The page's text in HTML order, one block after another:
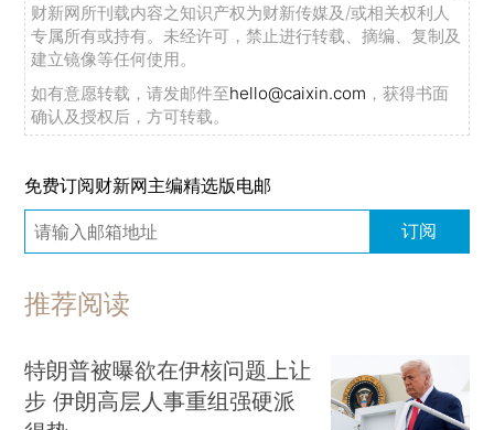
财新网所刊载内容之知识产权为财新传媒及/或相关权利人
专属所有或持有。未经许可，禁止进行转载、摘编、复制及
建立镜像等任何使用。
如有意愿转载，请发邮件至hello@caixin.com ，获得书面
确认及授权后，方可转载。
免费订阅财新网主编精选版电邮
订阅
推荐阅读
特朗普被曝欲在伊核问题上让
步 伊朗高层人事重组强硬派